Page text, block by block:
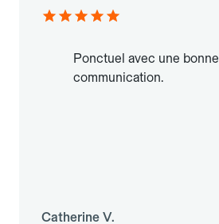
Ponctuel avec une bonne
communication.
Catherine V.